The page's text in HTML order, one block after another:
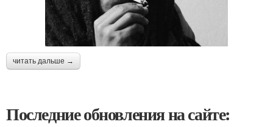
читать дальше →
Последние обновления на сайте: